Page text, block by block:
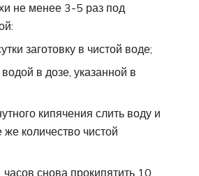
не менее 3-5 раз под
заготовку в чистой воде;
в дозе, указанной в
кипячения слить воду и
же количество чистой
снова прокипятить 10